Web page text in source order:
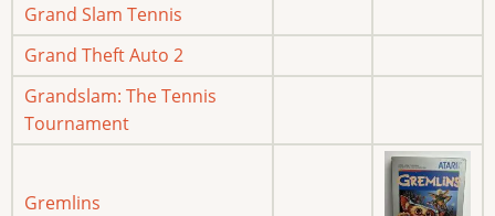
Grand Slam Tennis
Grand Theft Auto 2
Grandslam: The Tennis
Tournament
Gremlins